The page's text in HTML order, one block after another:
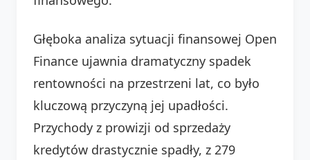
Głęboka analiza sytuacji finansowej Open
Finance ujawnia dramatyczny spadek
rentowności na przestrzeni lat, co było
kluczową przyczyną jej upadłości.
Przychody z prowizji od sprzedaży
kredytów drastycznie spadły, z 279